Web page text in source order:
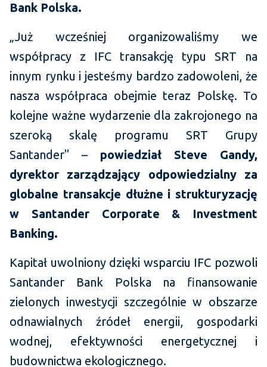
Bank Polska.
„Już wcześniej organizowaliśmy we
współpracy z IFC transakcję typu SRT na
innym rynku i jesteśmy bardzo zadowoleni, że
nasza współpraca obejmie teraz Polskę. To
kolejne ważne wydarzenie dla zakrojonego na
szeroką skalę programu SRT Grupy
Santander" – powiedział Steve Gandy,
dyrektor zarządzający odpowiedzialny za
globalne transakcje dłużne i strukturyzację
w Santander Corporate & Investment
Banking.
Kapitał uwolniony dzięki wsparciu IFC pozwoli
Santander Bank Polska na finansowanie
zielonych inwestycji szczególnie w obszarze
odnawialnych źródeł energii, gospodarki
wodnej, efektywności energetycznej i
budownictwa ekologicznego.